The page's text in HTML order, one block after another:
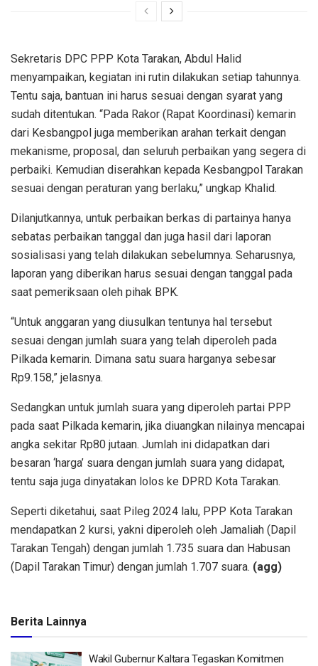
Sekretaris DPC PPP Kota Tarakan, Abdul Halid
menyampaikan, kegiatan ini rutin dilakukan setiap tahunnya.
Tentu saja, bantuan ini harus sesuai dengan syarat yang
sudah ditentukan. “Pada Rakor (Rapat Koordinasi) kemarin
dari Kesbangpol juga memberikan arahan terkait dengan
mekanisme, proposal, dan seluruh perbaikan yang segera di
perbaiki. Kemudian diserahkan kepada Kesbangpol Tarakan
sesuai dengan peraturan yang berlaku,” ungkap Khalid.
Dilanjutkannya, untuk perbaikan berkas di partainya hanya
sebatas perbaikan tanggal dan juga hasil dari laporan
sosialisasi yang telah dilakukan sebelumnya. Seharusnya,
laporan yang diberikan harus sesuai dengan tanggal pada
saat pemeriksaan oleh pihak BPK.
“Untuk anggaran yang diusulkan tentunya hal tersebut
sesuai dengan jumlah suara yang telah diperoleh pada
Pilkada kemarin. Dimana satu suara harganya sebesar
Rp9.158,” jelasnya.
Sedangkan untuk jumlah suara yang diperoleh partai PPP
pada saat Pilkada kemarin, jika diuangkan nilainya mencapai
angka sekitar Rp80 jutaan. Jumlah ini didapatkan dari
besaran ‘harga’ suara dengan jumlah suara yang didapat,
tentu saja juga dinyatakan lolos ke DPRD Kota Tarakan.
Seperti diketahui, saat Pileg 2024 lalu, PPP Kota Tarakan
mendapatkan 2 kursi, yakni diperoleh oleh Jamaliah (Dapil
Tarakan Tengah) dengan jumlah 1.735 suara dan Habusan
(Dapil Tarakan Timur) dengan jumlah 1.707 suara. (agg)
Berita Lainnya
Wakil Gubernur Kaltara Tegaskan Komitmen